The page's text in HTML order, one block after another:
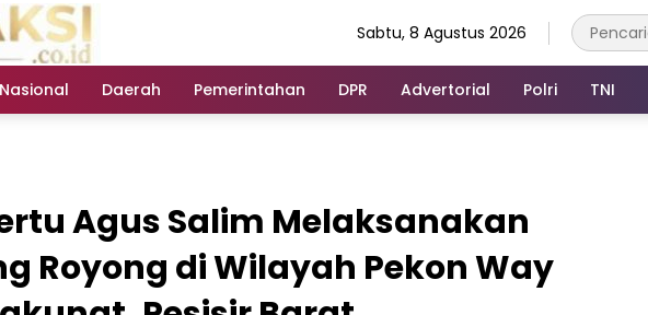
Sabtu, 8 Agustus 2026
Nasional Daerah Pemerintahan DPR Advertorial Polri TNI
Agus Salim Melaksanakan
Royong di Wilayah Pekon Way